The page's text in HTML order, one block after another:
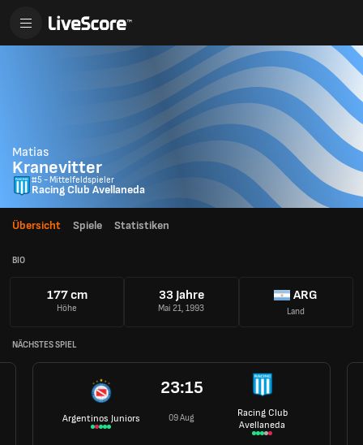
Matias
Kranevitter
#5 - Mittelfeldspieler
Racing Club Avellaneda
Übersicht Spiele Statistiken
BIO
177 cm
Höhe
33 Jahre
Mai 21, 1993
ARG
Land
NÄCHSTES SPIEL
Argentinos Juniors
23:15
09 Aug
Racing Club
Avellaneda